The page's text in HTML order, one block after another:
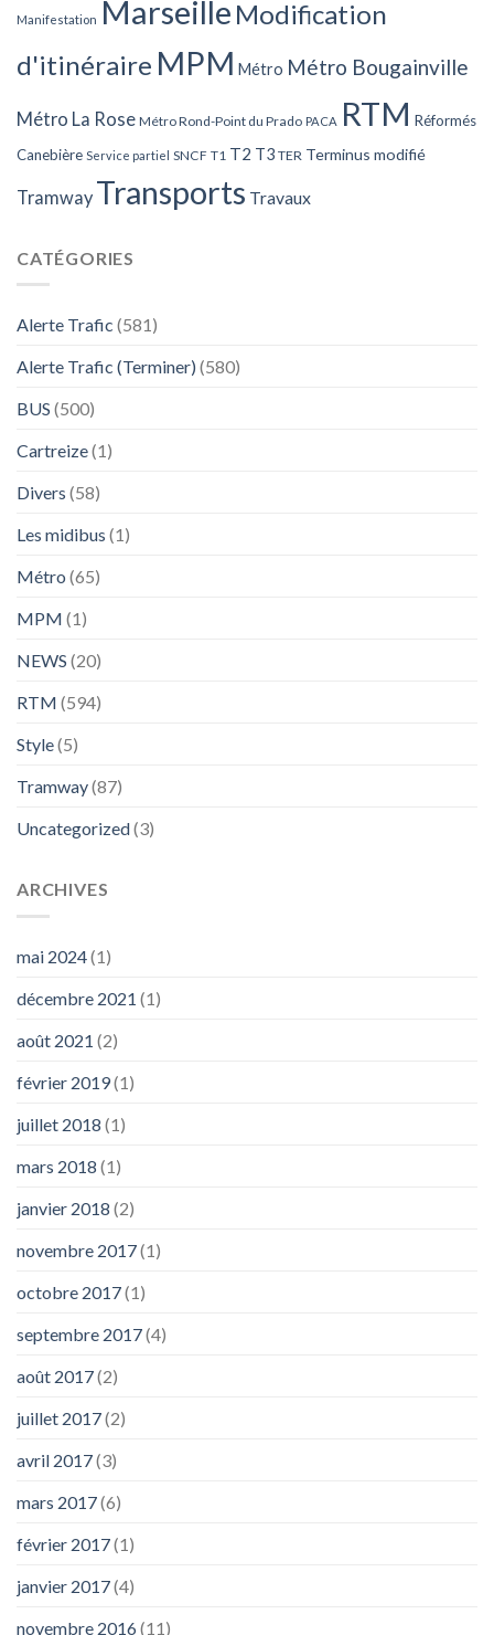
Manifestation Marseille Modification
d'itinéraire MPM Métro Métro Bougainville
Métro La Rose Métro Rond-Point du Prado PACA RTM Réformés
Canebière Service partiel SNCF T1 T2 T3 TER Terminus modifié
Tramway Transports Travaux
CATÉGORIES
Alerte Trafic (581)
Alerte Trafic (Terminer) (580)
BUS (500)
Cartreize(1)
Divers (58)
Les midibus (1)
Métro (65)
MPM (1)
NEWS (20)
RTM (594)
Style(5)
Tramway(87)
Uncategorized(3)
ARCHIVES
mai 2024(1)
décembre 2021 (1)
août 2021 (2)
février 2019(1)
juillet 2018 (1)
mars 2018 (1)
janvier 2018 (2)
novembre 2017(1)
octobre 2017(1)
septembre 2017(4)
août 2017(2)
juillet 2017(2)
avril 2017(3)
mars 2017(6)
février 2017(1)
janvier 2017(4)
novembre 2016(11)